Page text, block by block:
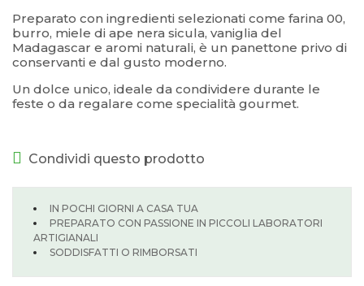
Preparato con ingredienti selezionati come farina 00,
burro, miele di ape nera sicula, vaniglia del
Madagascar e aromi naturali, è un panettone privo di
conservanti e dal gusto moderno.
Un dolce unico, ideale da condividere durante le
feste o da regalare come specialità gourmet.
Condividi questo prodotto
IN POCHI GIORNI A CASA TUA
PREPARATO CON PASSIONE IN PICCOLI LABORATORI
ARTIGIANALI
SODDISFATTI O RIMBORSATI